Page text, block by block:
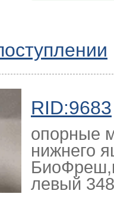
RID:9683
опорные
нижнего
левый